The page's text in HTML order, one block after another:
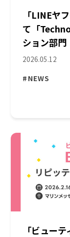
「LINEヤ
て「
ション部
2026.05.12
#NEWS
「ビュー